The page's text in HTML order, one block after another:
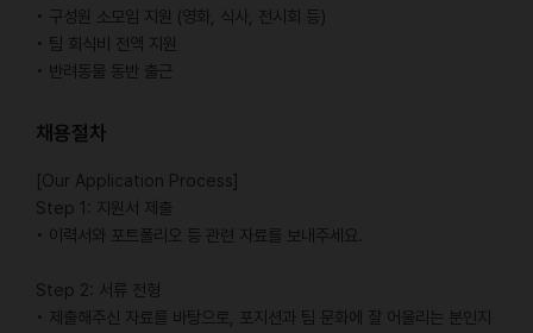
• 구성원 소모임 지원 (영화, 식사, 전시회 등)
• 팀 회식비 전액 지원
• 반려동물 동반 출근
채용절차
[Our Application Process]
Step 1: 지원서 제출
• 이력서와 포트폴리오 등 관련 자료를 보내주세요.
Step 2: 서류 전형
• 제출해주신 자료를 바탕으로, 포지션과 팀 문화에 잘 어울리는 분인지